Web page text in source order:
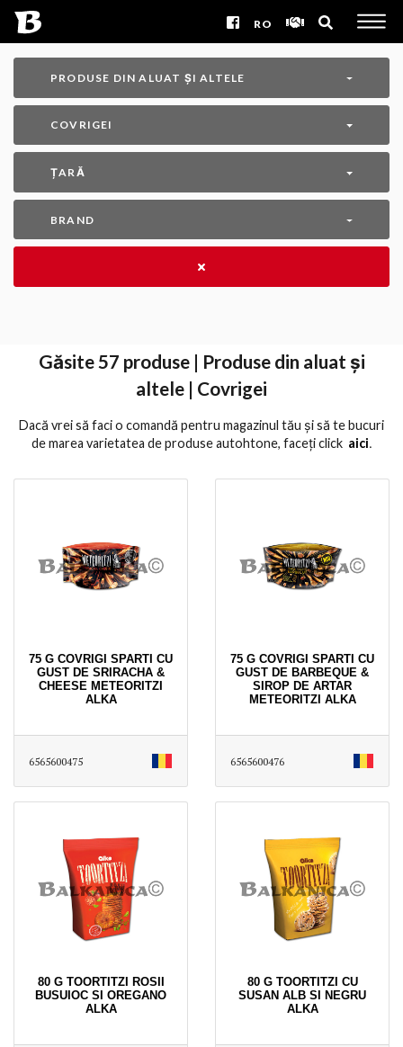
RO
PRODUSE DIN ALUAT ȘI ALTELE
COVRIGEI
ȚARĂ
BRAND
Găsite 57 produse | Produse din aluat și
altele | Covrigei
Dacă vrei să faci o comandă pentru magazinul tău și să te bucuri
de marea varietatea de produse autohtone, faceți click aici․
75 G COVRIGI SPARTI CU
GUST DE SRIRACHA &
CHEESE METEORITZI
ALKA
6565600475
75 G COVRIGI SPARTI CU
GUST DE BARBEQUE &
SIROP DE ARTAR
METEORITZI ALKA
6565600476
80 G TOORTITZI ROSII
BUSUIOC SI OREGANO
ALKA
80 G TOORTITZI CU
SUSAN ALB SI NEGRU
ALKA